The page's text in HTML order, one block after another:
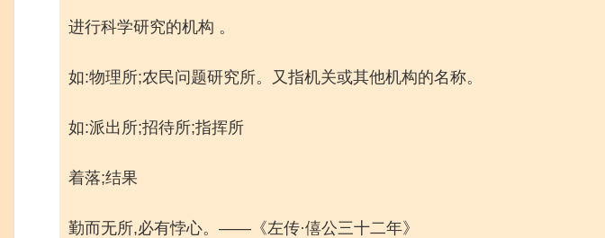
进行科学研究的机构 。
如:物理所;农民问题研究所。又指机关或其他机构的名称。
如:派出所;招待所;指挥所
着落;结果
勤而无所,必有悖心。——《左传·僖公三十二年》